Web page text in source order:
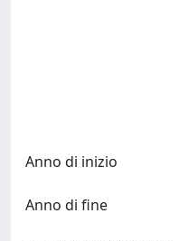
Anno di inizio
Anno di fine